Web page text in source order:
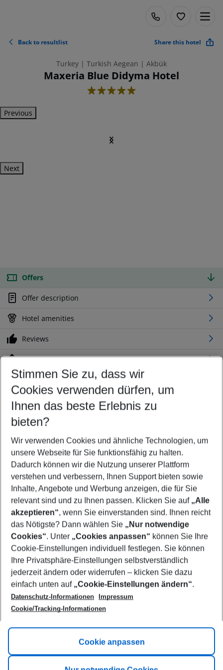
Back to resultlist Share this hotel
Turkey | Turkish Aegean | Akbük
Maxeria Blue Didyma Hotel
5
Previous
Next
Offers
Offer description
Hotel amenities
Reviews
Location
Customize your offer
Find the perfect deal which suits your best
Your departure airport
Any airport
Select your date range
08/08/26–06/08/27 5-8 nights
Who will travel
2 adults No children
Show more filter
Footer
Footer navigation
Title A
Link A
Stimmen Sie zu, dass wir
Cookies verwenden dürfen, um
Ihnen das beste Erlebnis zu
bieten?
Wir verwenden Cookies und ähnliche Technologien, um
unsere Webseite für Sie funktionsfähig zu halten.
Dadurch können wir die Nutzung unserer Plattform
verstehen und verbessern, Ihnen Support bieten sowie
Inhalte, Angebote und Werbung anzeigen, die für Sie
relevant sind und zu Ihnen passen. Klicken Sie auf „Alle
akzeptieren“, wenn Sie einverstanden sind. Ihnen reicht
das Nötigste? Dann wählen Sie „Nur notwendige
Cookies“. Unter „Cookies anpassen“ können Sie Ihre
Cookie-Einstellungen individuell festlegen. Sie können
Ihre Privatsphäre-Einstellungen selbstverständlich
jederzeit ändern oder widerrufen – klicken Sie dazu
einfach unten auf „Cookie-Einstellungen ändern“.
Datenschutz-Informationen
Impressum
Cookie/Tracking-Informationen
Cookie anpassen